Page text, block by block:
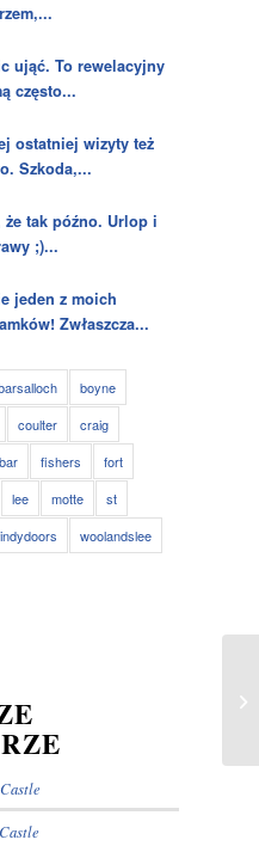
ująć. To rewelacyjny
często...
ostatniej wizyty też
Szkoda,...
że tak późno. Urlop i
;)...
jeden z moich
Zwłaszcza...
boyne
coulter
craig
fishers
fort
lee motte
st
woolandslee